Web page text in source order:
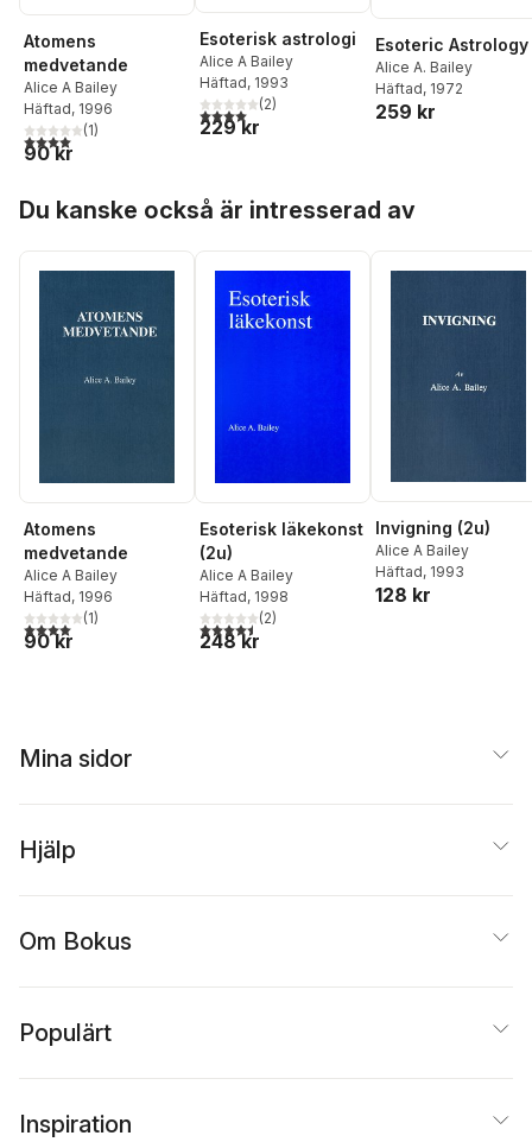
Atomens
medvetande
Alice A Bailey
Häftad, 1996
4,0utav 5 stjärnor. Totalt antal röster:
(1)
90 kr
Esoterisk astrologi
Alice A Bailey
Häftad, 1993
4,0utav 5 stjärnor. Totalt antal röster:
(2)
229 kr
Esoteric Astrology
Alice A. Bailey
Häftad, 1972
259 kr
Du kanske också är intresserad av
Atomens
medvetande
Alice A Bailey
Häftad, 1996
4,0utav 5 stjärnor. Totalt antal röster:
(1)
90 kr
Esoterisk läkekonst
(2u)
Alice A Bailey
Häftad, 1998
4,5utav 5 stjärnor. Totalt antal röster:
(2)
248 kr
Invigning (2u)
Alice A Bailey
Häftad, 1993
128 kr
Mina sidor
Hjälp
Om Bokus
Populärt
Inspiration